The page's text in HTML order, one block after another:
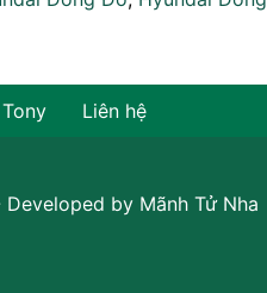
Liên hệ
Developed by Mãnh Tử Nha